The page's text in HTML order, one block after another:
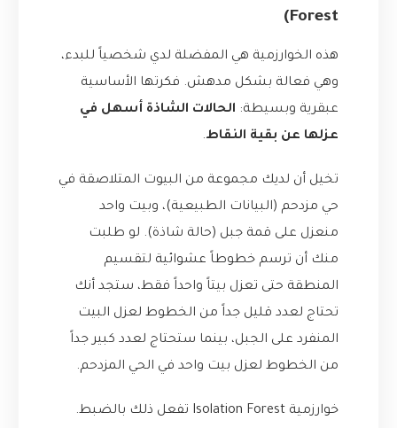
Forest)
هذه الخوارزمية هي المفضلة لدي شخصياً للبدء،
وهي فعالة بشكل مدهش. فكرتها الأساسية
عبقرية وبسيطة: الحالات الشاذة أسهل في
عزلها عن بقية النقاط.
تخيل أن لديك مجموعة من البيوت المتلاصقة في
حي مزدحم (البيانات الطبيعية)، وبيت واحد
منعزل على قمة جبل (حالة شاذة). لو طلبت
منك أن ترسم خطوطاً عشوائية لتقسيم
المنطقة حتى تعزل بيتاً واحداً فقط، ستجد أنك
تحتاج لعدد قليل جداً من الخطوط لعزل البيت
المنفرد على الجبل، بينما ستحتاج لعدد كبير جداً
من الخطوط لعزل بيت واحد في الحي المزدحم.
خوارزمية Isolation Forest تفعل ذلك بالضبط.